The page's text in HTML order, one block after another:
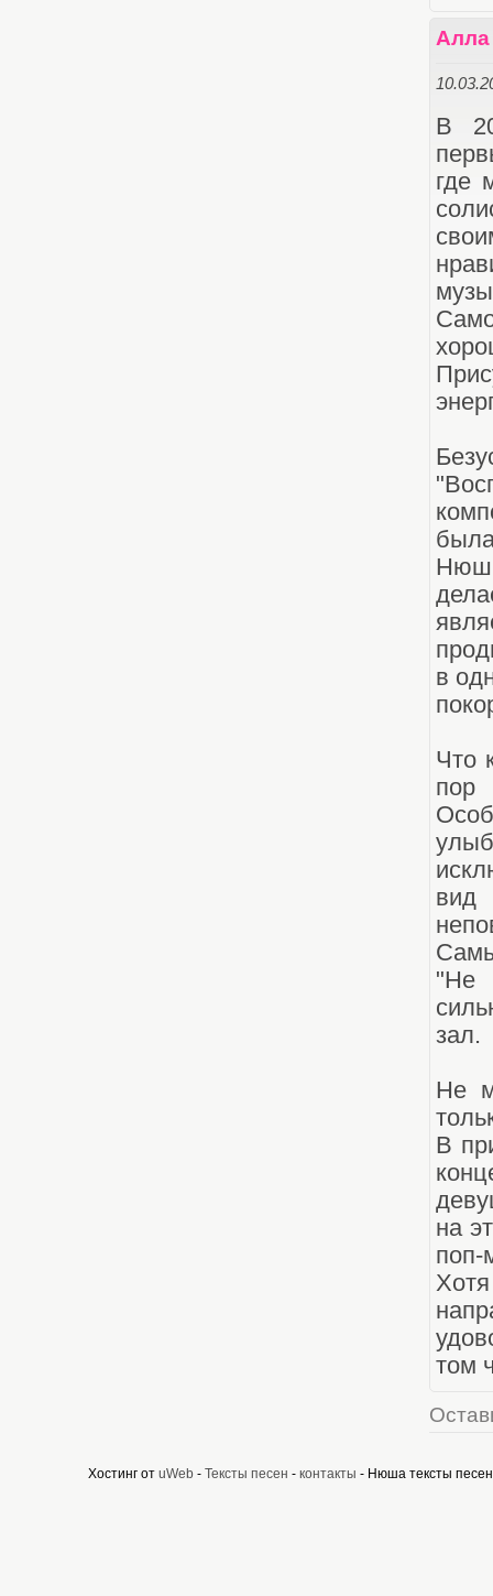
Алла
В
где
в
Что
пор
вид
"Не
зал.
Не
В
на
том
Хостинг от uWeb - Тексты песен - контакты - Нюша тексты песен